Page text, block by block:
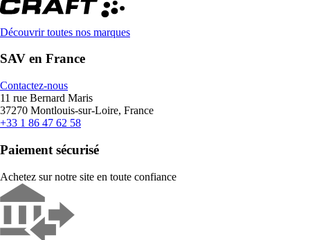
Découvrir toutes nos marques
SAV en France
Contactez-nous
11 rue Bernard Maris
37270 Montlouis-sur-Loire, France
+33 1 86 47 62 58
Paiement sécurisé
Achetez sur notre site en toute confiance